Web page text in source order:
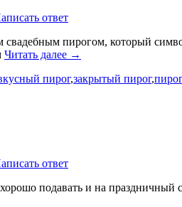
ответ
свадебным пирогом, который
Читать далее →
пирог,закрытый пирог,пирог
ответ
подавать и на